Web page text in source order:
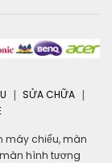
SỬA CHỮA
máy chiếu, màn
hình tương